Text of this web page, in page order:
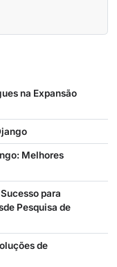
na Expansão
Melhores
para
Pesquisa de
de